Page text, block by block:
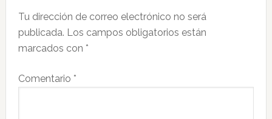
los
lectores
Tu dirección de correo electrónico no será
publicada. Los campos obligatorios están
marcados con *
Comentario *